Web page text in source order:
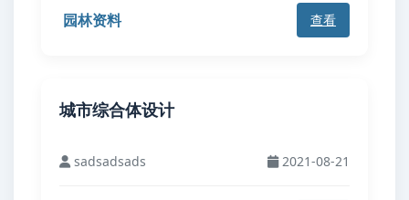
园林资料 查看
城市综合体设计
sadsadsads 2021-08-21